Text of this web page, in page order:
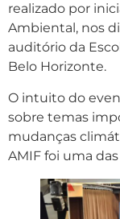
realizado por
Ambiental, nos
auditório da
Belo Horizonte.
O intuito do
sobre temas
mudanças
AMIF foi uma